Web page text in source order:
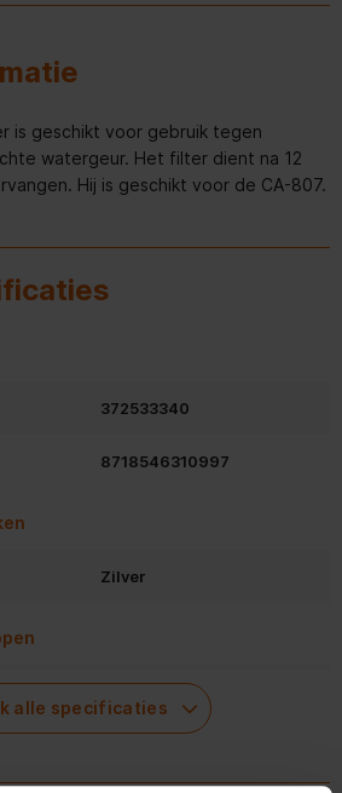
is geschikt voor gebruik tegen
watergeur. Het filter dient na 12
Hij is geschikt voor de CA-807.
372533340
8718546310997
Zilver
alle specificaties